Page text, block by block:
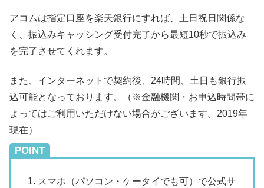
アコムは指定口座を楽天銀行にすれば、土日祝日関係な
く、振込みキャッシング受付完了から最短10秒で振込み
を完了させてくれます。
また、インターネットで契約後、24時間、土日も銀行振
込可能となっております。（※金融機関・お申込時間帯に
よってはご利用いただけない場合がございます。2019年
現在）
POINT
スマホ（パソコン・ケータイでも可）で公式サ